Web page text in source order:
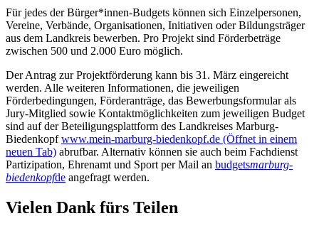
Für jedes der Bürger*innen-Budgets können sich Einzelpersonen,
Vereine, Verbände, Organisationen, Initiativen oder Bildungsträger
aus dem Landkreis bewerben. Pro Projekt sind Förderbeträge
zwischen 500 und 2.000 Euro möglich.
Der Antrag zur Projektförderung kann bis 31. März eingereicht
werden. Alle weiteren Informationen, die jeweiligen
Förderbedingungen, Förderanträge, das Bewerbungsformular als
Jury-Mitglied sowie Kontaktmöglichkeiten zum jeweiligen Budget
sind auf der Beteiligungsplattform des Landkreises Marburg-
Biedenkopfwww.mein-marburg-biedenkopf.de (Öffnet in einem
neuen Tab) abrufbar. Alternativ können sie auch beim Fachdienst
Partizipation, Ehrenamt und Sport per Mail an budgetsmarburg-
biedenkopfde angefragt werden.
Vielen Dank fürs Teilen